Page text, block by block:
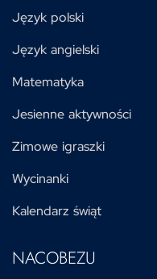
Język polski
Język angielski
Matematyka
Jesienne aktywności
Zimowe igraszki
Wycinanki
Kalendarz świąt
NACOBEZU